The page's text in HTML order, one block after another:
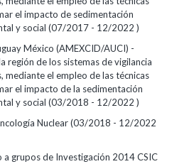
el impacto de sedimentación
y social (07/2017 - 12/2022 )
México (AMEXCID/AUCI) -
región de los sistemas de vigilancia
mediante el empleo de las técnicas
el impacto de la sedimentación
y social (03/2018 - 12/2022 )
Nuclear (03/2018 - 12/2022
grupos de Investigación 2014 CSIC